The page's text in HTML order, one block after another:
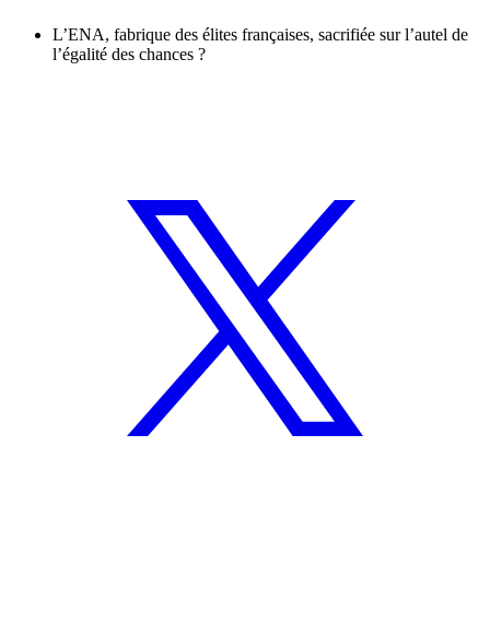
L’ENA, fabrique des élites françaises, sacrifiée sur l’autel de
l’égalité des chances ?